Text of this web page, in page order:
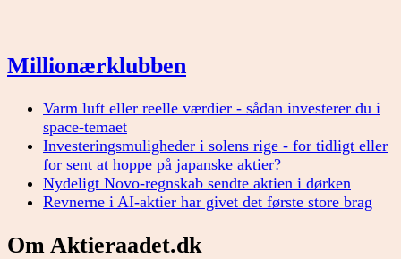
Millionærklubben
Varm luft eller reelle værdier - sådan investerer du i
space-temaet
Investeringsmuligheder i solens rige - for tidligt eller
for sent at hoppe på japanske aktier?
Nydeligt Novo-regnskab sendte aktien i dørken
Revnerne i AI-aktier har givet det første store brag
Om Aktieraadet.dk